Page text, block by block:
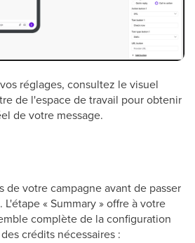
réglages, consultez le visuel
de l'espace de travail pour obtenir
de votre message.
de votre campagne avant de passer
« Summary » offre à votre
complète de la configuration
crédits nécessaires :